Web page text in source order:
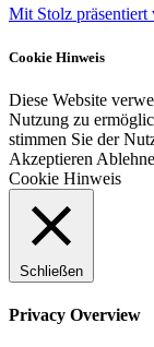
Mit Stolz präsentiert
Cookie Hinweis
Diese Website
Nutzung zu
stimmen Sie der
Akzeptieren
Cookie Hinweis
Schließen
Privacy Overview